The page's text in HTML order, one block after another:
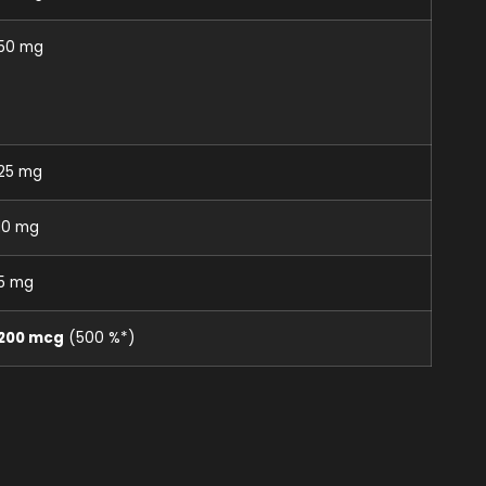
mg
mg
mg
mg
mcg (500 %*)